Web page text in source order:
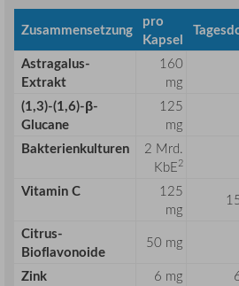
Zusammensetzung pro
Kapsel
Astragalus-
Extrakt
160
mg
(1,3)-(1,6)-β-
Glucane
125
mg
Bakterienkulturen
2 Mrd.
KbE2
Vitamin C
125
mg
Citrus-
Bioflavonoide
50 mg
Zink 6 mg